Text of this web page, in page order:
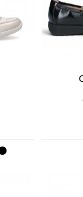
·